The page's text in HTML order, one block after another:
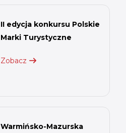
II edycja konkursu Polskie
Marki Turystyczne
Zobacz
Warmińsko-Mazurska